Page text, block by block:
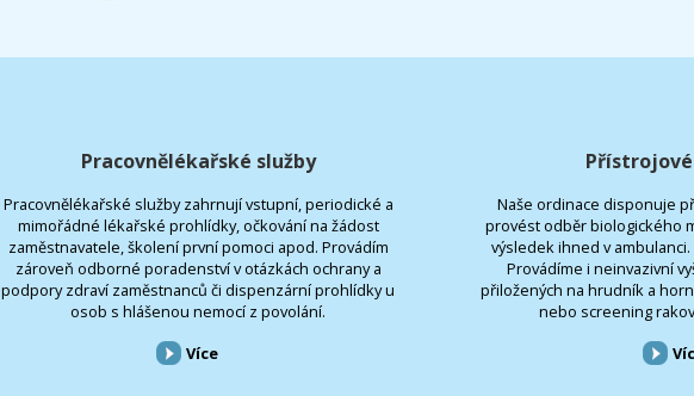
Pracovnělékařské služby
Pracovnělékařské služby zahrnují vstupní, periodické a
mimořádné lékařské prohlídky, očkování na žádost
zaměstnavatele, školení první pomoci apod. Provádím
zároveň odborné poradenství v otázkách ochrany a
podpory zdraví zaměstnanců či dispenzární prohlídky u
osob s hlášenou nemocí z povolání.
Více
Naše ordinace disponuje
provést odběr biologického
výsledek ihned v ambulanci.
Provádíme i neinvazivní
přiložených na hrudník a
nebo screening